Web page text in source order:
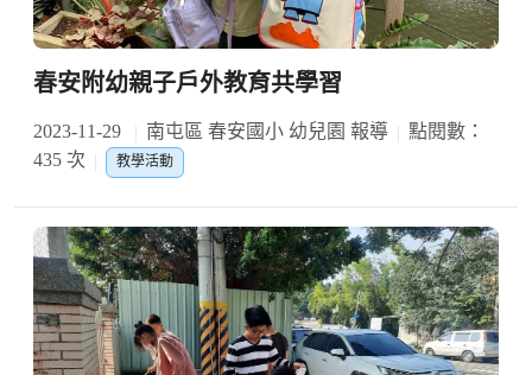
春安附幼親子戶外教育共學習
2023-11-29 南屯區 春安國小 幼兒園 報導
點閱數：
435 次
教學活動